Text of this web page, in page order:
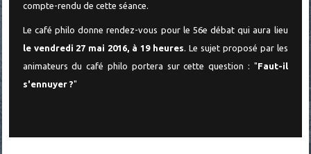
compte-rendu de cette séance.
Le café philo donne rendez-vous pour le 56e débat qui aura lieu
le vendredi 27 mai 2016, à 19 heures. Le sujet proposé par les
animateurs du café philo portera sur cette question : "Faut-il
s'ennuyer ?"